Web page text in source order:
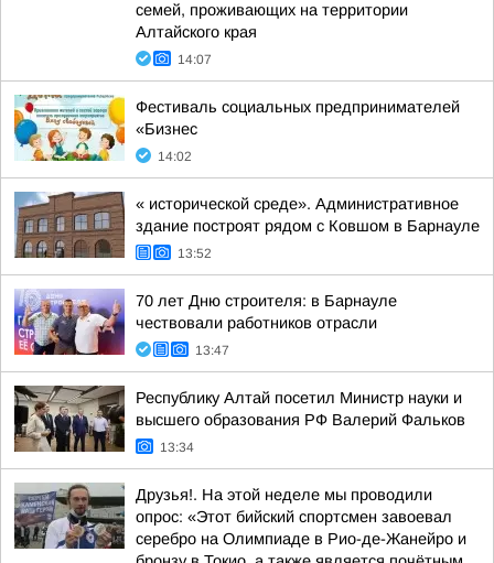
семей, проживающих на территории
Алтайского края
14:07
Фестиваль социальных предпринимателей
«Бизнес
14:02
« исторической среде». Административное
здание построят рядом с Ковшом в Барнауле
13:52
70 лет Дню строителя: в Барнауле
чествовали работников отрасли
13:47
Республику Алтай посетил Министр науки и
высшего образования РФ Валерий Фальков
13:34
Друзья!. На этой неделе мы проводили
опрос: «Этот бийский спортсмен завоевал
серебро на Олимпиаде в Рио-де-Жанейро и